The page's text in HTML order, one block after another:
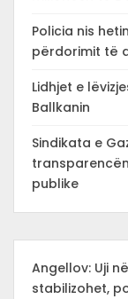
Policia nis
përdorimit të
Lidhjet e
Ballkanin
Sindikata e
publike
Angellov: Uji
stabilizohet,